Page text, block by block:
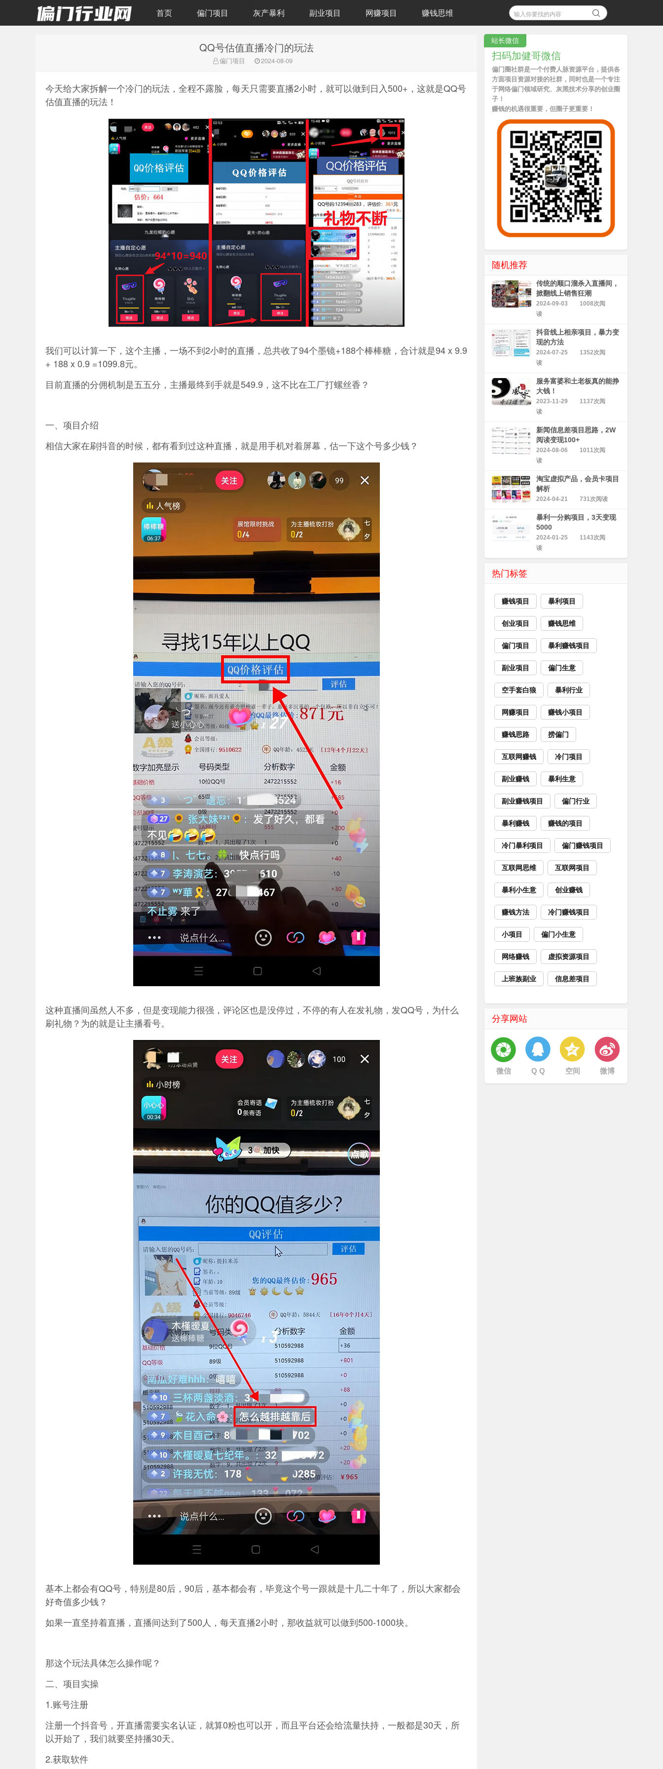
首页 偏门项目 灰产暴利 副业项目 网赚项目 赚钱思维
QQ号估值直播冷门的玩法
偏门项目 2024-08-09
今天给大家拆解一个冷门的玩法，全程不露脸，每天只需要直播2小时，就可以做到日入500+，这就是QQ号
估值直播的玩法！
我们可以计算一下，这个主播，一场不到2小时的直播，总共收了94个墨镜+188个棒棒糖，合计就是94 x 9.9
+ 188 x 0.9 =1099.8元。
目前直播的分佣机制是五五分，主播最终到手就是549.9，这不比在工厂打螺丝香？
一、项目介绍
相信大家在刷抖音的时候，都有看到过这种直播，就是用手机对着屏幕，估一下这个号多少钱？
这种直播间虽然人不多，但是变现能力很强，评论区也是没停过，不停的有人在发礼物，发QQ号，为什么
刷礼物？为的就是让主播看号。
基本上都会有QQ号，特别是80后，90后，基本都会有，毕竟这个号一跟就是十几二十年了，所以大家都会
好奇值多少钱？
如果一直坚持着直播，直播间达到了500人，每天直播2小时，那收益就可以做到500-1000块。
那这个玩法具体怎么操作呢？
二、项目实操
1.账号注册
注册一个抖音号，开直播需要实名认证，就算0粉也可以开，而且平台还会给流量扶持，一般都是30天，所
以开始了，我们就要坚持播30天。
2.获取软件
站长微信
扫码加健哥微信
偏门圈社群是一个付费人脉资源平台，提供各
方面项目资源对接的社群，同时也是一个专注
于网络偏门领域研究、灰黑技术分享的创业圈
子！
赚钱的机遇很重要，但圈子更重要！
随机推荐
传统的顺口溜杀入直播间，
掀翻线上销售狂潮
2024-09-03
1008次阅
读
抖音线上相亲项目，暴力变
现的方法
2024-07-25
1352次阅
读
服务富婆和土老板真的能挣
大钱！
2023-11-29
1137次阅
读
新闻信息差项目思路，2W
阅读变现100+
2024-08-06
1011次阅
读
淘宝虚拟产品，会员卡项目
解析
2024-04-21 731次阅读
暴利一分购项目，3天变现
5000
2024-01-25
1143次阅
读
热门标签
赚钱项目 暴利项目
创业项目 赚钱思维
偏门项目 暴利赚钱项目
副业项目 偏门生意
空手套白狼 暴利行业
网赚项目 赚钱小项目
赚钱思路 捞偏门
互联网赚钱 冷门项目
副业赚钱 暴利生意
副业赚钱项目 偏门行业
暴利赚钱 赚钱的项目
冷门暴利项目 偏门赚钱项目
互联网思维 互联网项目
暴利小生意 创业赚钱
赚钱方法 冷门赚钱项目
小项目 偏门小生意
网络赚钱 虚拟资源项目
上班族副业 信息差项目
分享网站
微信 Q Q 空间 微博